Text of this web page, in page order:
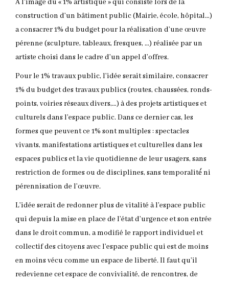
A l’image du « 1% artistique » qui consiste lors de la
construction d’un bâtiment public (Mairie, école, hôpital…)
a consacrer 1% du budget pour la réalisation d’une œuvre
pérenne (sculpture, tableaux, fresques, …) réalisée par un
artiste choisi dans le cadre d’un appel d’offres.
Pour le 1% travaux public, l’idée serait similaire, consacrer
1% du budget des travaux publics (routes, chaussées, ronds-
points, voiries réseaux divers,…) à des projets artistiques et
culturels dans l’espace public. Dans ce dernier cas, les
formes que peuvent ce 1% sont multiples : spectacles
vivants, manifestations artistiques et culturelles dans les
espaces publics et la vie quotidienne de leur usagers, sans
restriction de formes ou de disciplines, sans temporalité́ ni
pérennisation de l’œuvre.
L’idée serait de redonner plus de vitalité à l’espace public
qui depuis la mise en place de l’état d’urgence et son entrée
dans le droit commun, a modifié le rapport individuel et
collectif des citoyens avec l’espace public qui est de moins
en moins vécu comme un espace de liberté. Il faut qu’il
redevienne cet espace de convivialité, de rencontres, de